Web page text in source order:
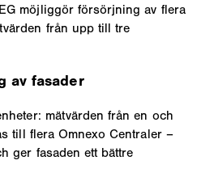
möjliggör försörjning av flera
från upp till tre
av fasader
mätvärden från en och
till flera Omnexo Centraler –
ger fasaden ett bättre